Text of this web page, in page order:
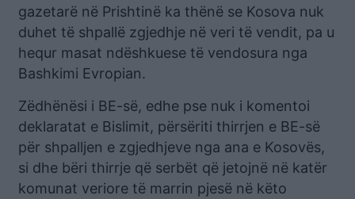
gazetarë në Prishtinë ka thënë se Kosova nuk
duhet të shpallë zgjedhje në veri të vendit, pa u
hequr masat ndëshkuese të vendosura nga
Bashkimi Evropian.
Zëdhënësi i BE-së, edhe pse nuk i komentoi
deklaratat e Bislimit, përsëriti thirrjen e BE-së
për shpalljen e zgjedhjeve nga ana e Kosovës,
si dhe bëri thirrje që serbët që jetojnë në katër
komunat veriore të marrin pjesë në këto